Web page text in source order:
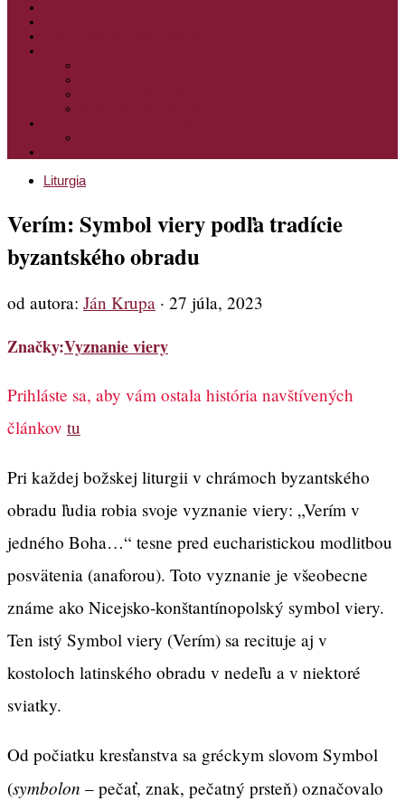
Liturgia
Verím: Symbol viery podľa tradície
byzantského obradu
od autora: Ján Krupa · 27 júla, 2023
Značky:Vyznanie viery
Prihláste sa, aby vám ostala história navštívených
článkov tu
Pri každej božskej liturgii v chrámoch byzantského
obradu ľudia robia svoje vyznanie viery: „Verím v
jedného Boha…“ tesne pred eucharistickou modlitbou
posvätenia (anaforou). Toto vyznanie je všeobecne
známe ako Nicejsko-konštantínopolský symbol viery.
Ten istý Symbol viery (Verím) sa recituje aj v
kostoloch latinského obradu v nedeľu a v niektoré
sviatky.
Od počiatku kresťanstva sa gréckym slovom Symbol
(symbolon – pečať, znak, pečatný prsteň) označovalo